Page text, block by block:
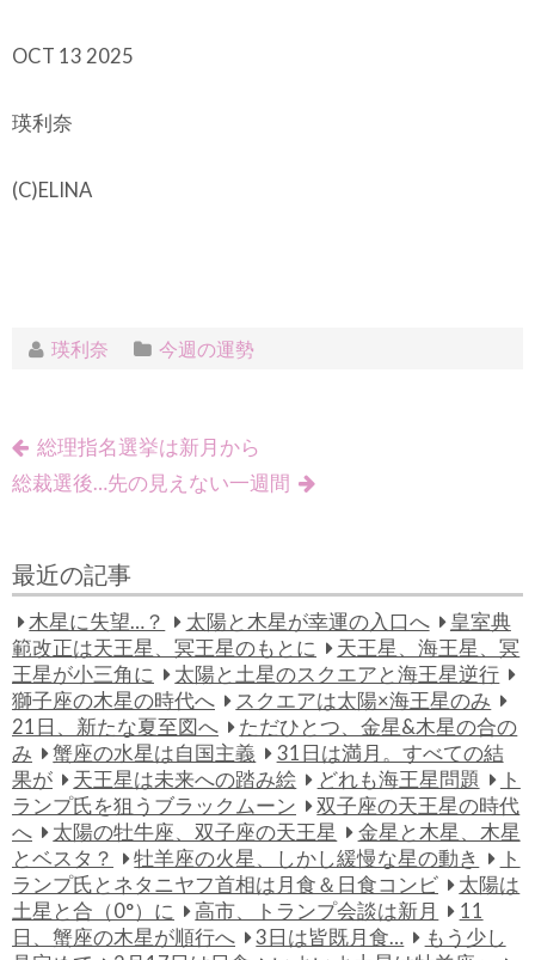
OCT 13 2025
瑛利奈
(C)ELINA
瑛利奈 今週の運勢
総理指名選挙は新月から
総裁選後…先の見えない一週間
最近の記事
木星に失望…？ 太陽と木星が幸運の入口へ
皇室典
範改正は天王星、冥王星のもとに
天王星、海王星、冥
王星が小三角に
太陽と土星のスクエアと海王星逆行
獅子座の木星の時代へ
スクエアは太陽×海王星のみ
21日、新たな夏至図へ
ただひとつ、金星&木星の合の
み
蟹座の水星は自国主義
31日は満月。すべての結
果が
天王星は未来への踏み絵 どれも海王星問題
ト
ランプ氏を狙うブラックムーン
双子座の天王星の時代
へ
太陽の牡牛座、双子座の天王星
金星と木星、木星
とベスタ？
牡羊座の火星、しかし緩慢な星の動き
ト
ランプ氏とネタニヤフ首相は月食＆日食コンビ
太陽は
土星と合（0°）に
高市、トランプ会談は新月
11
日、蟹座の木星が順行へ
3日は皆既月食…
もう少し